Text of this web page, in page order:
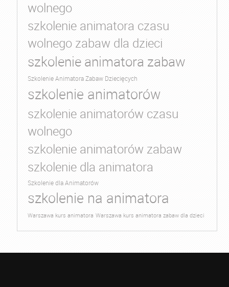
wolnego
szkolenie animatora czasu
wolnego zabaw dla dzieci
szkolenie animatora zabaw
Szkolenie Animatora Zabaw Dziecięcych
szkolenie animatorów
szkolenie animatorów czasu
wolnego
szkolenie animatorów zabaw
szkolenie dla animatora
Szkolenie dla Animatorów
szkolenie na animatora
Warszawa kurs animatora Warszawa kurs animatora zabaw dla dzieci